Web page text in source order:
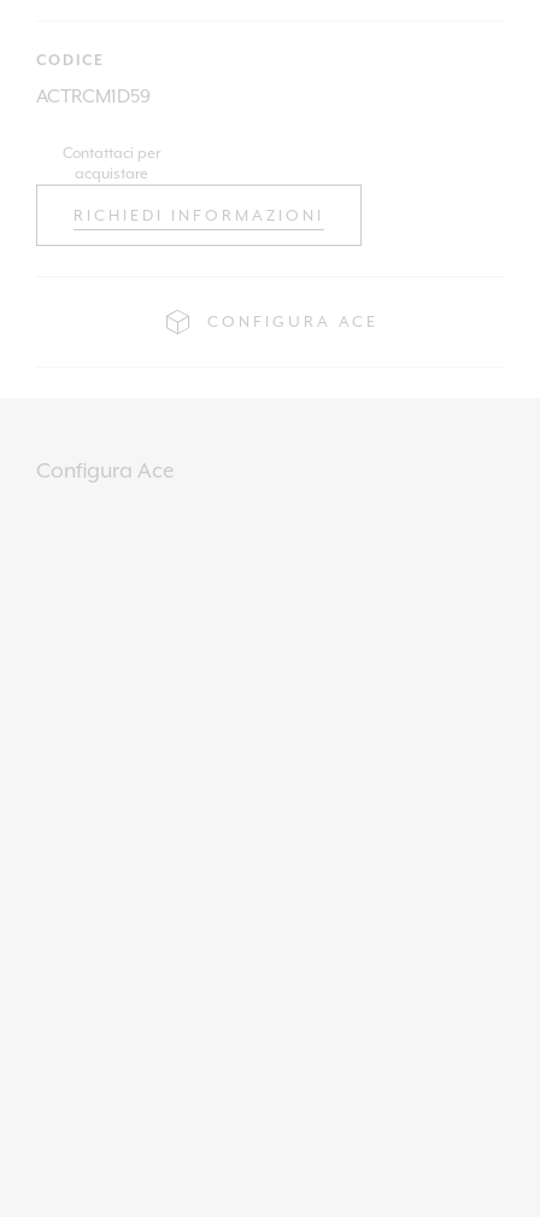
CODICE
ACTRCM1D59
Contattaci per
acquistare
RICHIEDI INFORMAZIONI
CONFIGURA ACE
Configura Ace